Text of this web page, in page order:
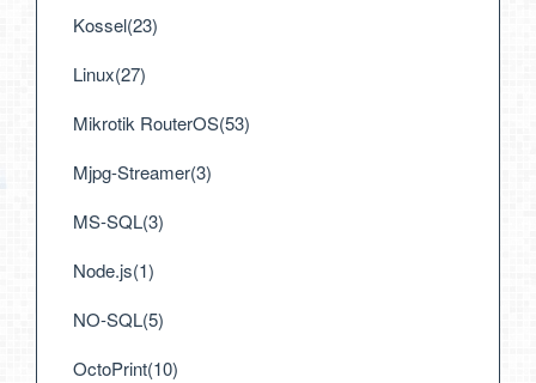
Kossel(23)
Linux(27)
Mikrotik RouterOS(53)
Mjpg-Streamer(3)
MS-SQL(3)
Node.js(1)
NO-SQL(5)
OctoPrint(10)